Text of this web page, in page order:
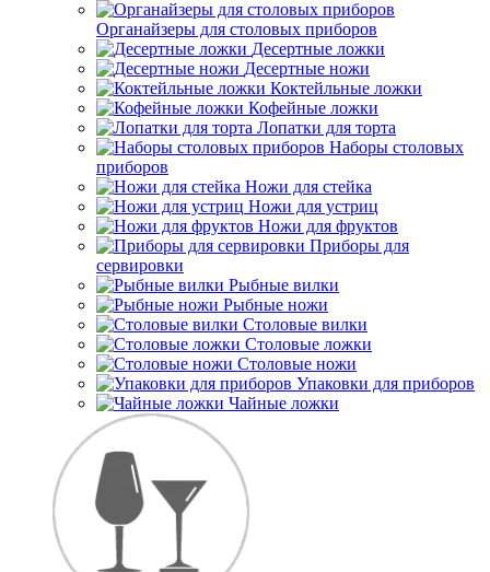
Органайзеры для столовых приборов
Десертные ложки
Десертные ножи
Коктейльные ложки
Кофейные ложки
Лопатки для торта
Наборы столовых
приборов
Ножи для стейка
Ножи для устриц
Ножи для фруктов
Приборы для
сервировки
Рыбные вилки
Рыбные ножи
Столовые вилки
Столовые ложки
Столовые ножи
Упаковки для приборов
Чайные ложки